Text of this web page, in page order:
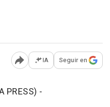
Abrir opciones para
IA Seguir en
PRESS) -